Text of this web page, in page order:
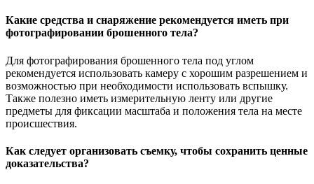
Какие средства и снаряжение рекомендуется иметь при
фотографировании брошенного тела?
Для фотографирования брошенного тела под углом
рекомендуется использовать камеру с хорошим разрешением и
возможностью при необходимости использовать вспышку.
Также полезно иметь измерительную ленту или другие
предметы для фиксации масштаба и положения тела на месте
происшествия.
Как следует организовать съемку, чтобы сохранить ценные
доказательства?